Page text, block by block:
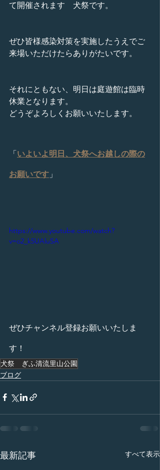
て開催されます　犬祭です。
ぜひ皆様感染対策を実施したうえでご
来場いただけたらありがたいです。
それにともない、明日は庭遊館は臨時
休業となります。
どうぞよろしくお願いいたします。
「いよいよ明日、犬祭へお越しの際の
お願いです 」
https://www.youtube.com/watch?
v=o2_k5UAluSA
ぜひチャンネル登録お願いいたしま
す！
犬祭 ぎふ清流里山公園
ブログ
最新記事 すべて表示